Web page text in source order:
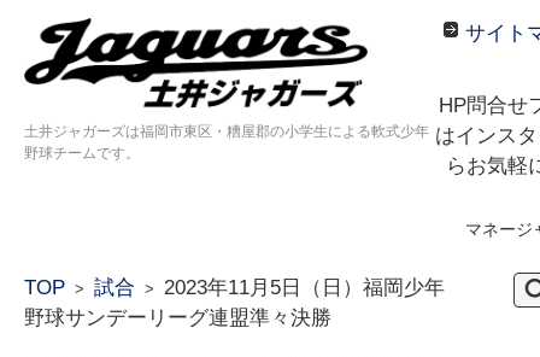
土井ジャガーズは福岡市東区・糟屋郡の小学生による軟式少年
野球チームです。
サイト
HP問合せ
はインス
らお気軽
マネー
TOP > 試合 > 2023年11月5日（日）福岡少年
野球サンデーリーグ連盟準々決勝
検
索: